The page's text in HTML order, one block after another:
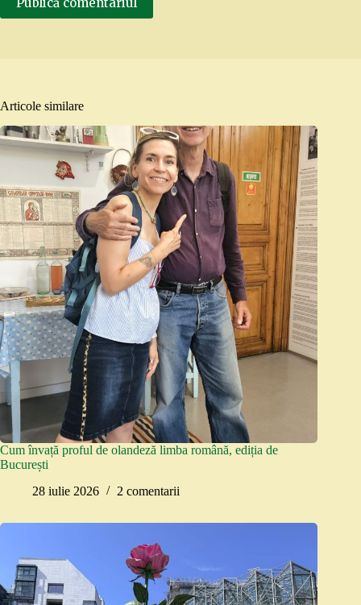
Articole similare
Cum învață proful de olandeză limba română, ediția de
București
28 iulie 2026
2 comentarii